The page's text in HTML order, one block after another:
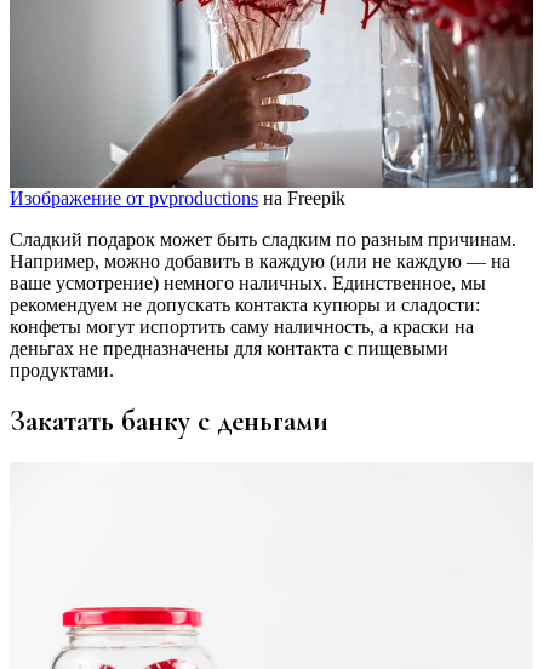
Изображение от pvproductions на Freepik
Сладкий подарок может быть сладким по разным причинам.
Например, можно добавить в каждую (или не каждую — на
ваше усмотрение) немного наличных. Единственное, мы
рекомендуем не допускать контакта купюры и сладости:
конфеты могут испортить саму наличность, а краски на
деньгах не предназначены для контакта с пищевыми
продуктами.
Закатать банку с деньгами